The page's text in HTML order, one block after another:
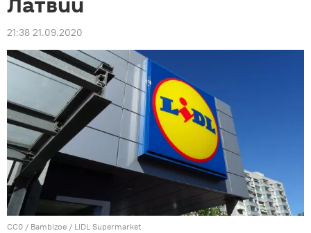
21:38 21.09.2020
CC0 / Bambizoe / LIDL Supermarket